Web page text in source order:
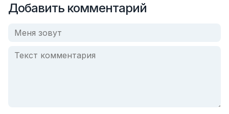
Добавить комментарий